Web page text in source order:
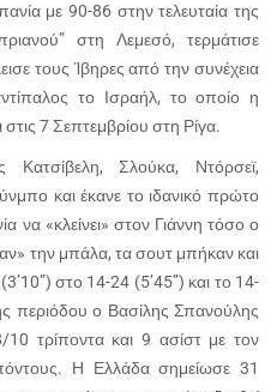
με 90-86 στην τελευταία της
στη Λεμεσό, τερμάτισε
τους Ίβηρες από την συνέχεια
το Ισραήλ, το οποίο η
7 Σεπτεμβρίου στη Ρίγα.
Σλούκα, Ντόρσεϊ,
και έκανε το ιδανικό πρώτο
να «κλείνει» στον Γιάννη τόσο ο
την μπάλα, τα σουτ μπήκαν και
στο 14-24 (5’45’’) και το 14-
περιόδου ο Βασίλης Σπανούλης
10 τρίποντα και 9 ασίστ με τον
Η Ελλάδα σημείωσε 31